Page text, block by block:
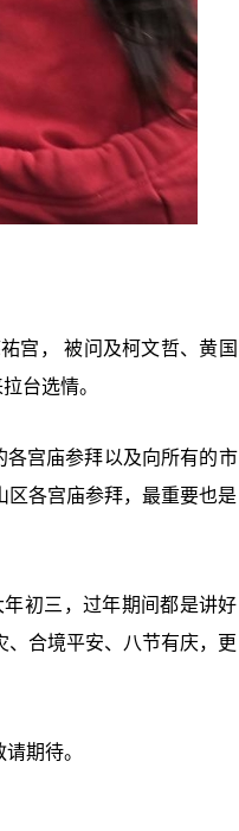
宫， 被问及柯文哲、黄国
台选情。
各宫庙参拜以及向所有的市
区各宫庙参拜，最重要也是
初三，过年期间都是讲好
合境平安、八节有庆，更
期待。